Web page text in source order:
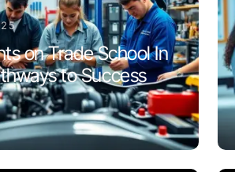
on Trade School In
to Success